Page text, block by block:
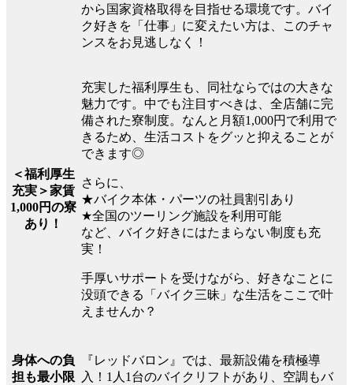
から国家資格取得を目指せる環境です。バイ
ク好きを「仕事」に変えたい方は、このチャ
ンスをお見逃しなく！
＜福利厚生
充実＞家賃
1,000円の寮
あり！
充実した福利厚生も、同社ならではの大きな
魅力です。中でも注目すべきは、全店舗に完
備された寮制度。なんと月額1,000円で利用で
きるため、生活コストをグッと抑えることが
できます◎
さらに、
★バイク本体・パーツの社員割引あり
★全国のツーリング施設を利用可能
など、バイク好きにはたまらない制度も充
実！
手厚いサポートを受けながら、好きなことに
没頭できる「バイク三昧」な生活をここで叶
えませんか？
身体への負
担も最小限
『レッドバロン』では、最新設備を積極導
入！1人1台のバイクリフトがあり、空調もバ